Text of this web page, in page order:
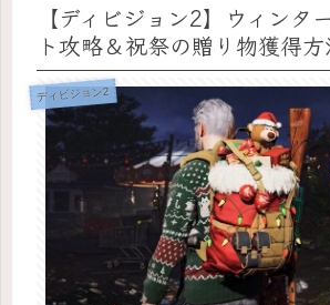
【ディビジョン2】ウィンタ
ト攻略＆祝祭の贈り物獲得方
ディビジョン2